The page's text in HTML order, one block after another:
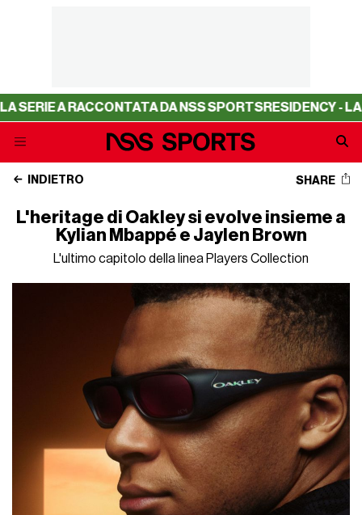
DA NSS SPORTSRESIDENCY - LA SERIE A
INDIETRO SHARE
L'heritage di Oakley si evolve insieme a
Kylian Mbappé e Jaylen Brown
L'ultimo capitolo della linea Players Collection